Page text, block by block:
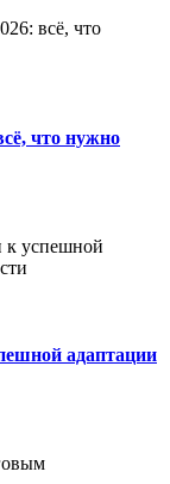
что нужно
адаптации